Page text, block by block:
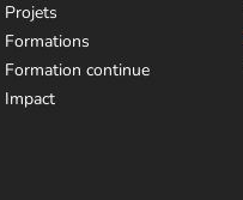
Projets
Formations
Formation continue
Impact